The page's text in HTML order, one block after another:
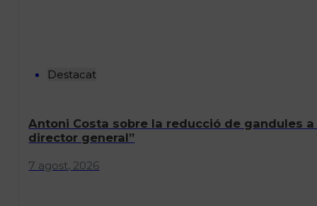
Destacat
Antoni Costa sobre la reducció de gandules
director general”
7 agost, 2026